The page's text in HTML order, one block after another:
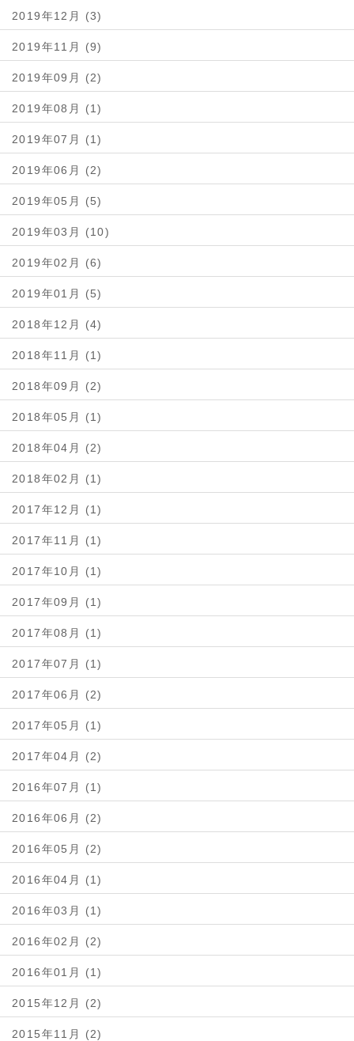
2019年12月 (3)
2019年11月 (9)
2019年09月 (2)
2019年08月 (1)
2019年07月 (1)
2019年06月 (2)
2019年05月 (5)
2019年03月 (10)
2019年02月 (6)
2019年01月 (5)
2018年12月 (4)
2018年11月 (1)
2018年09月 (2)
2018年05月 (1)
2018年04月 (2)
2018年02月 (1)
2017年12月 (1)
2017年11月 (1)
2017年10月 (1)
2017年09月 (1)
2017年08月 (1)
2017年07月 (1)
2017年06月 (2)
2017年05月 (1)
2017年04月 (2)
2016年07月 (1)
2016年06月 (2)
2016年05月 (2)
2016年04月 (1)
2016年03月 (1)
2016年02月 (2)
2016年01月 (1)
2015年12月 (2)
2015年11月 (2)